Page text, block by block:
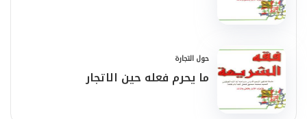
حول التجارة
ما يحرم فعله حين الاتجار